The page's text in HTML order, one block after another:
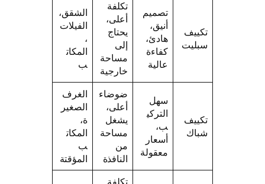
تكييف
سبليت
تصميم
أنيق،
هادئ،
كفاءة
عالية
تكلفة
أعلى،
يحتاج
إلى
مساحة
خارجية
الشقق،
الفيلات
،
المكات
ب
تكييف
شباك
سهل
التركي
ب،
أسعار
معقولة
ضوضاء
أعلى،
يشغل
مساحة
من
النافذة
الغرف
الصغير
ة،
المكات
ب
المؤقتة
تكلفة